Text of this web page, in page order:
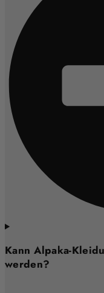
Kann Alpaka-
werden?